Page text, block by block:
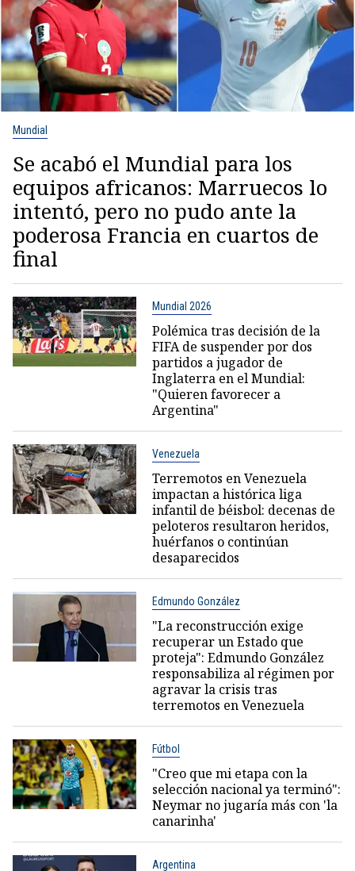
Mundial
Se acabó el Mundial para los
equipos africanos: Marruecos lo
intentó, pero no pudo ante la
poderosa Francia en cuartos de
final
Mundial 2026
Polémica tras decisión de la
FIFA de suspender por dos
partidos a jugador de
Inglaterra en el Mundial:
"Quieren favorecer a
Argentina"
Venezuela
Terremotos en Venezuela
impactan a histórica liga
infantil de béisbol: decenas de
peloteros resultaron heridos,
huérfanos o continúan
desaparecidos
Edmundo González
"La reconstrucción exige
recuperar un Estado que
proteja": Edmundo González
responsabiliza al régimen por
agravar la crisis tras
terremotos en Venezuela
Fútbol
"Creo que mi etapa con la
selección nacional ya terminó":
Neymar no jugaría más con 'la
canarinha'
Argentina